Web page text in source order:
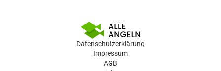
Datenschutzerklärung
Impressum
AGB